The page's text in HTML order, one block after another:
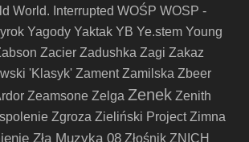
World. Interrupted WOŚP WOSP -
Yagody Yaktak YB Ye.stem Young
Zacier Zadushka Zagi Zakaz
'Klasyk' Zament Zamilska Zbeer
Zeamsone Zelga Zenek Zenith
Zgroza Zieliński Project Zimna
Zła Muzyka 08 Złośnik ZNICH